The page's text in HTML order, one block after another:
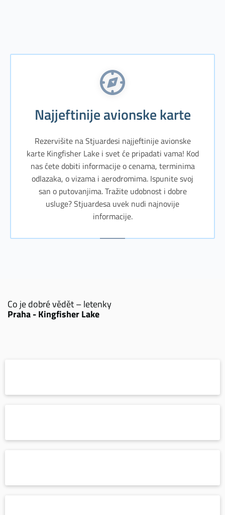
Najjeftinije avionske karte
Rezervišite na Stjuardesi najjeftinije avionske
karte Kingfisher Lake i svet će pripadati vama! Kod
nas ćete dobiti informacije o cenama, terminima
odlazaka, o vizama i aerodromima. Ispunite svoj
san o putovanjima. Tražite udobnost i dobre
usluge? Stjuardesa uvek nudi najnovije
informacije.
Co je dobré vědět – letenky
Praha - Kingfisher Lake